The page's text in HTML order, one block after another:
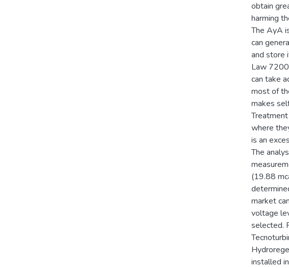
obtain
harming
The AyA
can
and store
Law
can take
most of
makes
where
is an
The
(19.88
market
voltage
selected.
installed